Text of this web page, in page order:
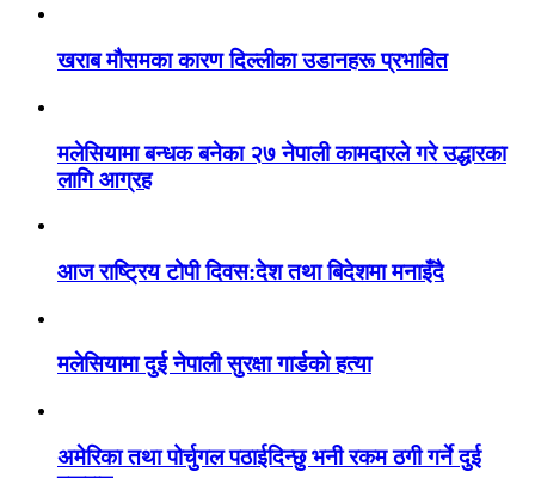
खराब मौसमका कारण दिल्लीका उडानहरू प्रभावित
मलेसियामा बन्धक बनेका २७ नेपाली कामदारले गरे उद्धारका
लागि आग्रह
आज राष्ट्रिय टोपी दिवस:देश तथा बिदेशमा मनाइँदै
मलेसियामा दुई नेपाली सुरक्षा गार्डको हत्या
अमेरिका तथा पोर्चुगल पठाईदिन्छु भनी रकम ठगी गर्ने दुई